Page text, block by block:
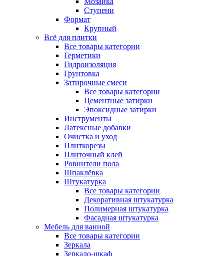
Ступени
Формат
Крупный
Всё для плитки
Все товары категории
Герметики
Гидроизоляция
Грунтовка
Затирочные смеси
Все товары категории
Цементные затирки
Эпоксидные затирки
Инструменты
Латексные добавки
Очистка и уход
Плиткорезы
Плиточный клей
Ровнители пола
Шпаклёвка
Штукатурка
Все товары категории
Декоративная штукатурка
Полимерная штукатурка
Фасадная штукатурка
Мебель для ванной
Все товары категории
Зеркала
Зеркало-шкаф